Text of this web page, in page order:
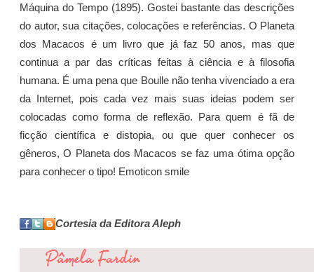
Máquina do Tempo (1895). Gostei bastante das descrições
do autor, sua citações, colocações e referências. O Planeta
dos Macacos é um livro que já faz 50 anos, mas que
continua a par das críticas feitas à ciência e à filosofia
humana. É uma pena que Boulle não tenha vivenciado a era
da Internet, pois cada vez mais suas ideias podem ser
colocadas como forma de reflexão. Para quem é fã de
ficção científica e distopia, ou que quer conhecer os
gêneros, O Planeta dos Macacos se faz uma ótima opção
para conhecer o tipo! Emoticon smile
Cortesia da Editora Aleph